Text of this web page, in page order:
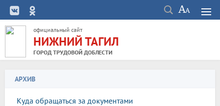
официальный сайт
НИЖНИЙ ТАГИЛ
ГОРОД ТРУДОВОЙ ДОБЛЕСТИ
АРХИВ
Куда обращаться за документами